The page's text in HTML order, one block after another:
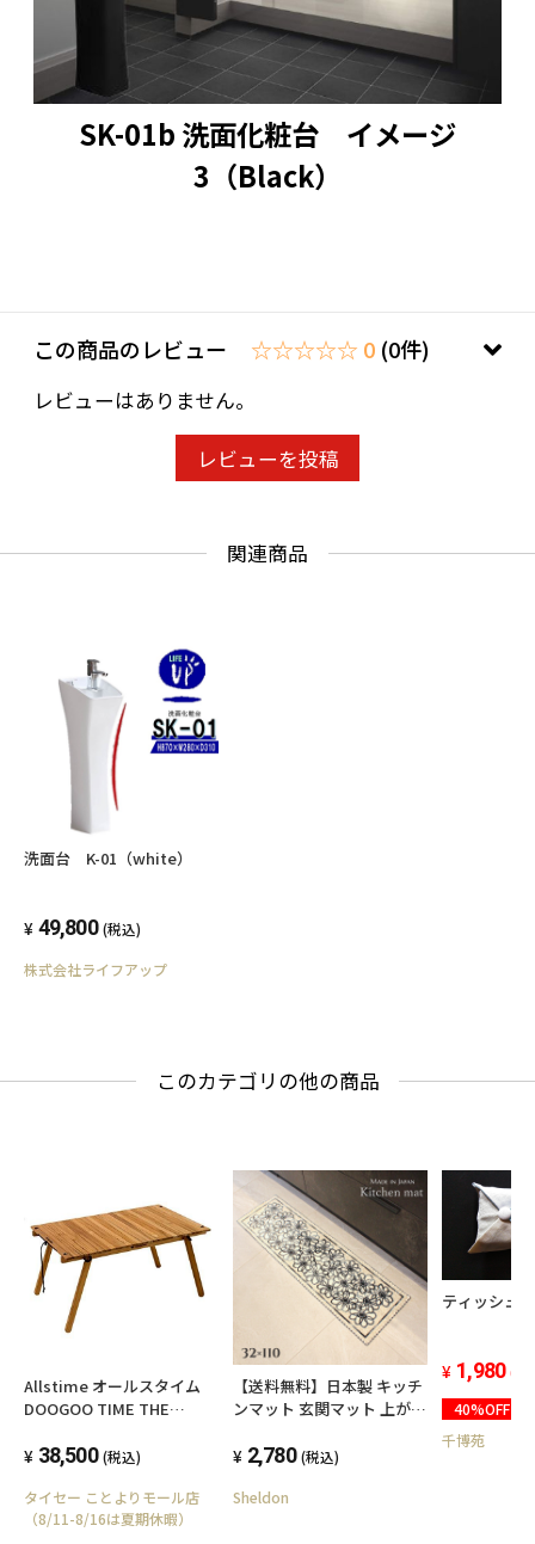
SK-01b 洗面化粧台 イメージ
3（Black）
この商品のレビュー ☆☆☆☆☆ 0 (0件)
レビューはありません。
レビューを投稿
関連商品
洗面台 K-01（white）
49,800 (税込)
株式会社ライフアップ
このカテゴリの他の商品
Allstime オールスタイム
DOOGOO TIME THE
ータイムザテーブル420 チ
51-2nd
38,500 (税込)
タイセー ことよりモール店
（8/11-8/16は夏期休暇）
【送料無料】日本製 キッチ
ンマット 玄関マット 上がり
レガント 上品 手洗い 抗菌
室内 花柄
2,780 (税込)
Sheldon
ティッシュ
1,980 (税
40%OFF
千博苑